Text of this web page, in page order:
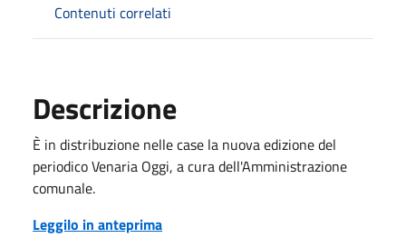
Contenuti correlati
Descrizione
È in distribuzione nelle case la nuova edizione del
periodico Venaria Oggi, a cura dell'Amministrazione
comunale.
Leggilo in anteprima